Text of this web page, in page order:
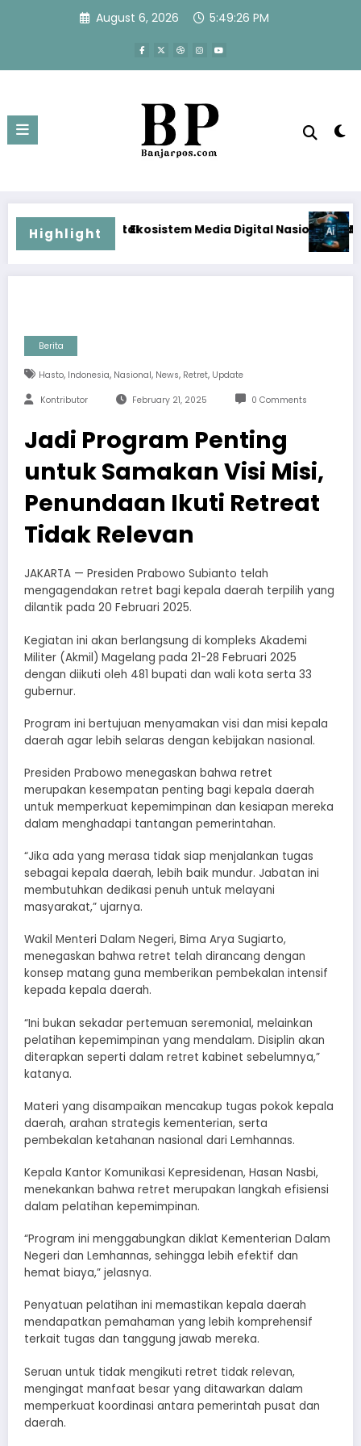
August 6, 2026 5:49:26 PM
Highlight
Media Digital Nasional Hadapi Perang Algoritma AI
Menjawab Perang
Berita
Hasto, Indonesia, Nasional, News, Retret, Update
Kontributor February 21, 2025 0 Comments
Jadi Program Penting
untuk Samakan Visi Misi,
Penundaan Ikuti Retreat
Tidak Relevan
JAKARTA — Presiden Prabowo Subianto telah
mengagendakan retret bagi kepala daerah terpilih yang
dilantik pada 20 Februari 2025.
Kegiatan ini akan berlangsung di kompleks Akademi
Militer (Akmil) Magelang pada 21-28 Februari 2025
dengan diikuti oleh 481 bupati dan wali kota serta 33
gubernur.
Program ini bertujuan menyamakan visi dan misi kepala
daerah agar lebih selaras dengan kebijakan nasional.
Presiden Prabowo menegaskan bahwa retret
merupakan kesempatan penting bagi kepala daerah
untuk memperkuat kepemimpinan dan kesiapan mereka
dalam menghadapi tantangan pemerintahan.
“Jika ada yang merasa tidak siap menjalankan tugas
sebagai kepala daerah, lebih baik mundur. Jabatan ini
membutuhkan dedikasi penuh untuk melayani
masyarakat,” ujarnya.
Wakil Menteri Dalam Negeri, Bima Arya Sugiarto,
menegaskan bahwa retret telah dirancang dengan
konsep matang guna memberikan pembekalan intensif
kepada kepala daerah.
“Ini bukan sekadar pertemuan seremonial, melainkan
pelatihan kepemimpinan yang mendalam. Disiplin akan
diterapkan seperti dalam retret kabinet sebelumnya,”
katanya.
Materi yang disampaikan mencakup tugas pokok kepala
daerah, arahan strategis kementerian, serta
pembekalan ketahanan nasional dari Lemhannas.
Kepala Kantor Komunikasi Kepresidenan, Hasan Nasbi,
menekankan bahwa retret merupakan langkah efisiensi
dalam pelatihan kepemimpinan.
“Program ini menggabungkan diklat Kementerian Dalam
Negeri dan Lemhannas, sehingga lebih efektif dan
hemat biaya,” jelasnya.
Penyatuan pelatihan ini memastikan kepala daerah
mendapatkan pemahaman yang lebih komprehensif
terkait tugas dan tanggung jawab mereka.
Seruan untuk tidak mengikuti retret tidak relevan,
mengingat manfaat besar yang ditawarkan dalam
memperkuat koordinasi antara pemerintah pusat dan
daerah.